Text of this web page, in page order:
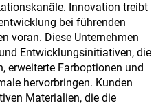
Innovation treibt
bei führenden
voran. Diese Unternehmen
Entwicklungsinitiativen, die
erweiterte Farboptionen und
hervorbringen. Kunden
Materialien, die die